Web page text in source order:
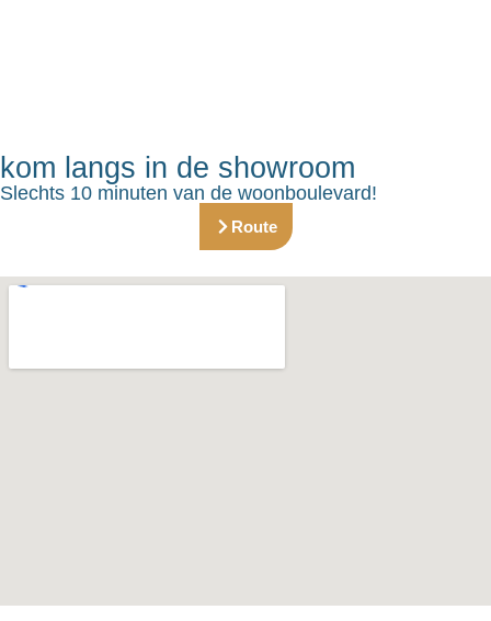
kom langs in de showroom
Slechts 10 minuten van de woonboulevard!
Route